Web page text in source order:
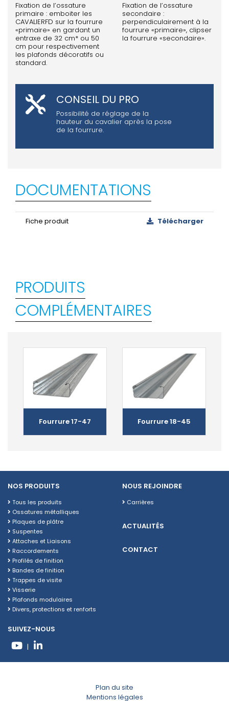
Fixation de l’ossature
primaire : emboiter les
CAVALIERFD sur la fourrure
«primaire» en gardant un
entraxe de 32 cm* ou 50
cm pour respectivement
les plafonds décoratifs ou
standard.
Fixation de l’ossature
secondaire :
perpendiculairement à la
fourrure «primaire», clipser
la fourrure «secondaire».
CONSEIL DU PRO
Possibilité de réglage de la
hauteur du cavalier après la pose
de la fourrure.
DOCUMENTATIONS
Fiche produit Télécharger
PRODUITS
COMPLÉMENTAIRES
Fourrure 17-47 Fourrure 18-45
NOS PRODUITS
Tous les produits
Ossatures métalliques
Plaques de plâtre
Suspentes
Attaches et Liaisons
Raccordements
Profilés de finition
Bandes de finition
Trappes de visite
Visserie
Plafonds modulaires
Divers, protections et renforts
NOUS REJOINDRE
Carrières
ACTUALITÉS
CONTACT
SUIVEZ-NOUS
|
Plan du site
Mentions légales